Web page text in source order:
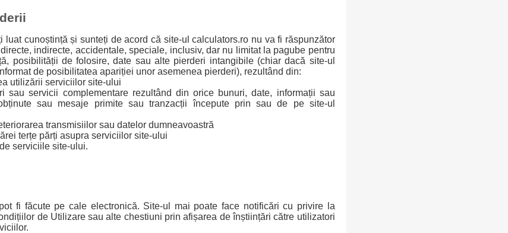
luat cunoștință și sunteți de acord că site-ul calculators.ro nu va fi răspunzător
indirecte, accidentale, speciale, inclusiv, dar nu limitat la pagube pentru
posibilității de folosire, date sau alte pierderi intangibile (chiar dacă site-ul
de posibilitatea apariției unor asemenea pierderi), rezultând din:
utilizării serviciilor site-ului
sau servicii complementare rezultând din orice bunuri, date, informații sau
sau mesaje primite sau tranzacții începute prin sau de pe site-ul
transmisiilor sau datelor dumneavoastră
terțe părți asupra serviciilor site-ului
serviciile site-ului.
fi făcute pe cale electronică. Site-ul mai poate face notificări cu privire la
de Utilizare sau alte chestiuni prin afișarea de înștiințări către utilizatori